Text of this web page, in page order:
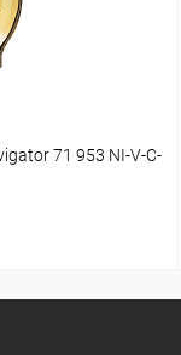
71 953 NI-V-C-